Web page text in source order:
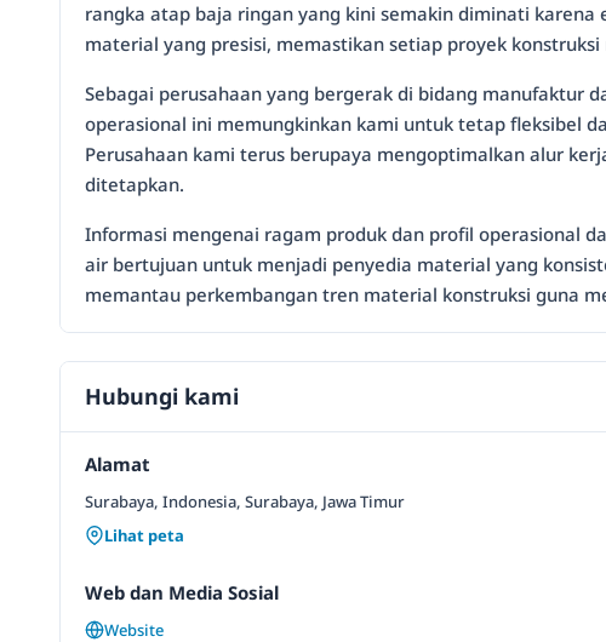
rangka atap baja ringan yang kini semakin diminati
material yang presisi, memastikan setiap proyek
Sebagai perusahaan yang bergerak di bidang manufaktur
operasional ini memungkinkan kami untuk tetap fleksibel
Perusahaan kami terus berupaya mengoptimalkan alur
ditetapkan.
Informasi mengenai ragam produk dan profil operasional
air bertujuan untuk menjadi penyedia material yang
memantau perkembangan tren material konstruksi guna
Hubungi kami
Alamat
Surabaya, Indonesia, Surabaya, Jawa Timur
Lihat peta
Web dan Media Sosial
Website